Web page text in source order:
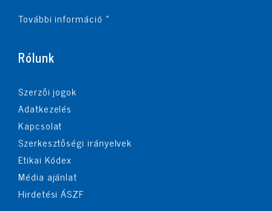
További információ »
Rólunk
Szerzői jogok
Adatkezelés
Kapcsolat
Szerkesztőségi irányelvek
Etikai Kódex
Média ajánlat
Hirdetési ÁSZF